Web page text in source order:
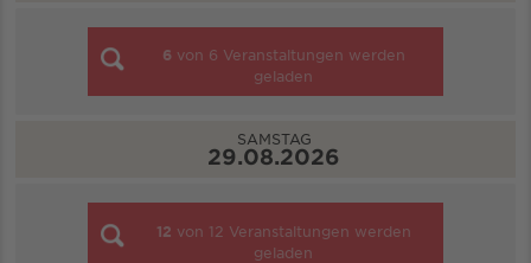
6 von 6 Veranstaltungen werden
geladen
SAMSTAG
29.08.2026
12 von 12 Veranstaltungen werden
geladen